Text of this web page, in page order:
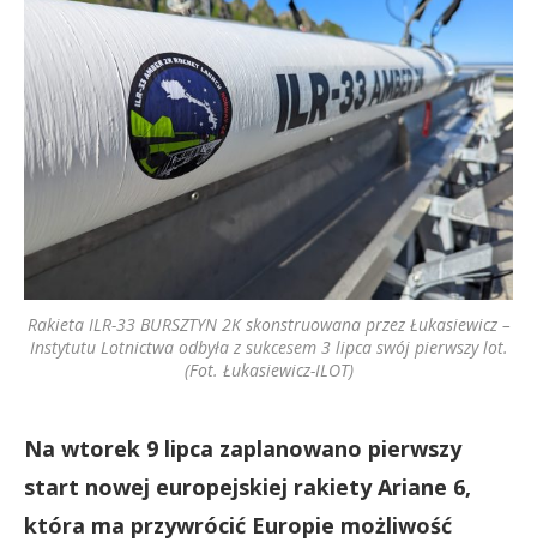
Rakieta ILR-33 BURSZTYN 2K skonstruowana przez Łukasiewicz –
Instytutu Lotnictwa odbyła z sukcesem 3 lipca swój pierwszy lot.
(Fot. Łukasiewicz-ILOT)
Na wtorek 9 lipca zaplanowano pierwszy
start nowej europejskiej rakiety Ariane 6,
która ma przywrócić Europie możliwość